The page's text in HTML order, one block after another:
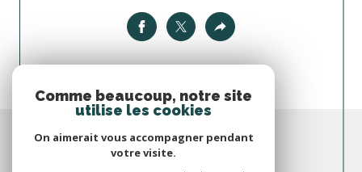
Comme beaucoup, notre site
utilise les cookies
On aimerait vous accompagner pendant
votre visite.